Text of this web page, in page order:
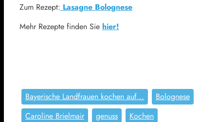
Zum Rezept: Lasagne Bolognese
Mehr Rezepte finden Sie hier!
Bayerische Landfrauen kochen auf...
Bolognese
Caroline Brielmair
genuss
Kochen